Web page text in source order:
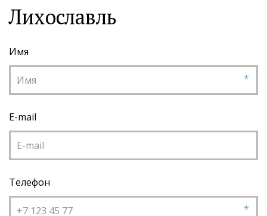
Лихославль ­
Имя
*
E-mail
Телефон
*